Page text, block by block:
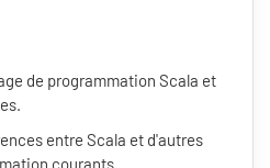
de programmation Scala et
entre Scala et d'autres
courants.